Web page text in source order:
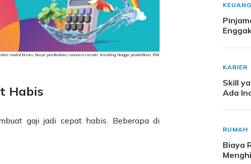
modal bisnis, biaya pernikahan, renovasi rumah, traveling, hingga pendidikan. Klik
Habis
gaji jadi cepat habis. Beberapa di
KARIER
Skill
Ada
RUMAH
Biaya